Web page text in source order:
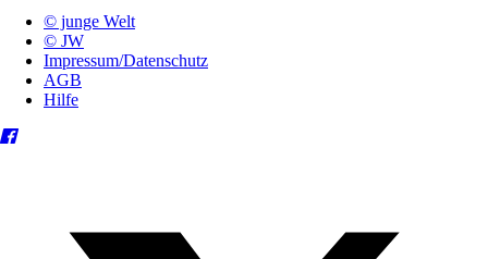
© junge Welt
© JW
Impressum/Datenschutz
AGB
Hilfe